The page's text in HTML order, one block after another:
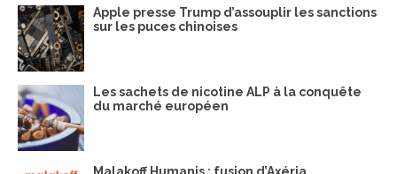
Apple presse Trump d’assouplir les sanctions
sur les puces chinoises
Les sachets de nicotine ALP à la conquête
du marché européen